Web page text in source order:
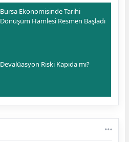
Bursa Ekonomisinde Tarihi
Dönüşüm Hamlesi Resmen Başladı
Devalüasyon Riski Kapıda mı?